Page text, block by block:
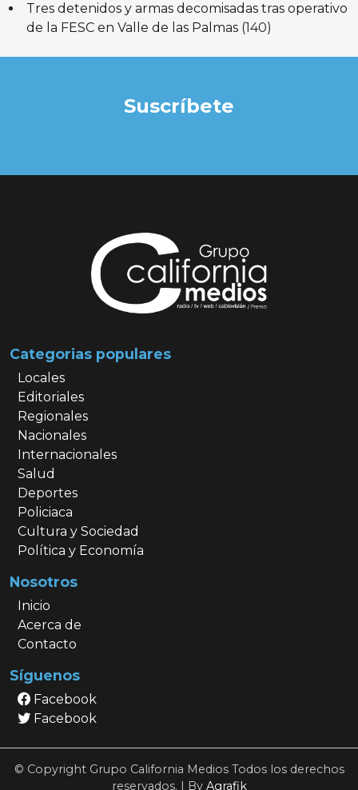
Tres detenidos y armas decomisadas tras operativo
de la FESC en Valle de las Palmas (140)
Suscríbete
Categorias populares
Locales
Editoriales
Regionales
Nacionales
Internacionales
Salud
Deportes
Policiaca
Cultura y Sociedad
Política y Economía
Nosotros
Inicio
Acerca de
Contacto
Síguenos
Facebook
Facebook
© Copyright Grupo California Medios Todos los derechos
reservados. | By Agrafik